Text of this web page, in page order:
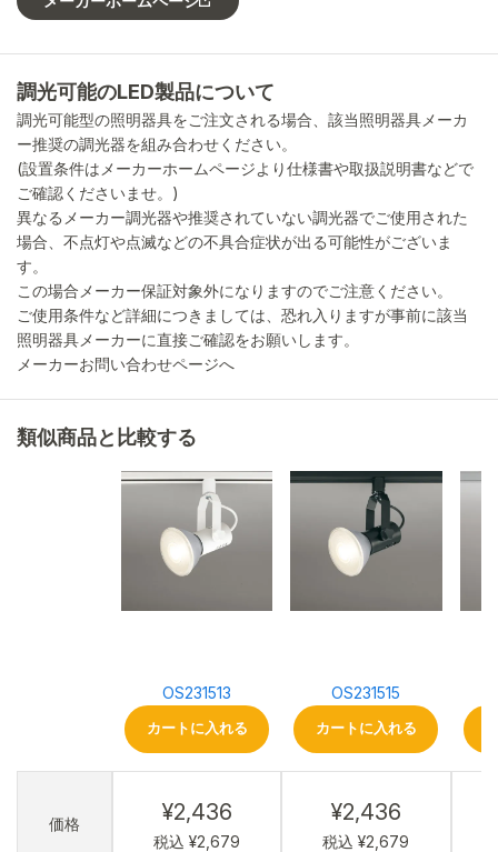
調光可能のLED製品について
調光可能型の照明器具をご注文される場合、該当照明器具メーカ
ー推奨の調光器を組み合わせください。
(設置条件はメーカーホームページより仕様書や取扱説明書などで
ご確認くださいませ。)
異なるメーカー調光器や推奨されていない調光器でご使用された
場合、不点灯や点滅などの不具合症状が出る可能性がございま
す。
この場合メーカー保証対象外になりますのでご注意ください。
ご使用条件など詳細につきましては、恐れ入りますが事前に該当
照明器具メーカーに直接ご確認をお願いします。
メーカーお問い合わせページへ
類似商品と比較する
価格
OS231513
カートに入れる
¥2,436
税込 ¥2,679
OS231515
カートに入れる
¥2,436
税込 ¥2,679